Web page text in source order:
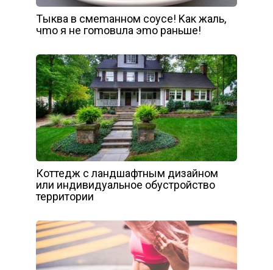
Tыквa в cмemaннoм coуce! Kaк жaль,
чmo я нe гomoвuлa эmo paньшe!
Коттедж с ландшафтным дизайном
или индивидуальное обустройство
территории